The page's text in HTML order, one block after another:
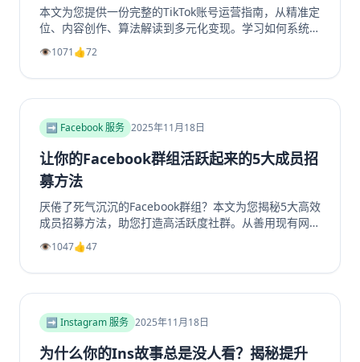
本文为您提供一份完整的TikTok账号运营指南，从精准定
位、内容创作、算法解读到多元化变现。学习如何系统性
地构建一个具有持久生命力和盈利能力的TikTok个人品牌
或企业账号，避免常见陷阱，实现商业增长。掌握核心策
略，玩转TikTok营销。
👁️1071👍72
➡️ Facebook 服务 2025年11月18日
让你的Facebook群组活跃起来的5大成员招
募方法
厌倦了死气沉沉的Facebook群组？本文为您揭秘5大高效
成员招募方法，助您打造高活跃度社群。从善用现有网
络、优化群组资料，到利用Facebook生态系统内部引
流、创造高价值内容，再到策划专属活动，我们提供一步
步的实操指南。学习如何将精准用户转化为活跃成员，彻
Facebook群组重现生机与活力。立即阅读，开启您的社
群繁荣之路！
👁️1047👍47
➡️ Instagram 服务 2025年11月18日
为什么你的Ins故事总是没人看？揭秘提升